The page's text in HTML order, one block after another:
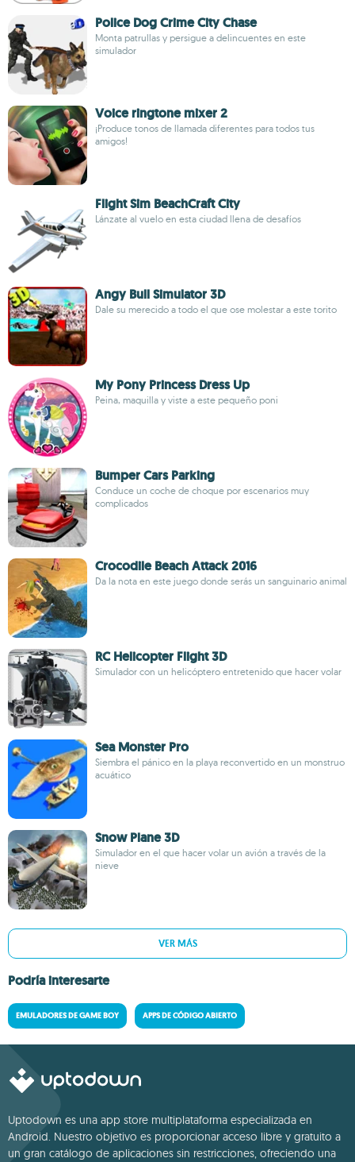
Police Dog Crime City Chase
Monta patrullas y persigue a delincuentes en este
simulador
Voice ringtone mixer 2
¡Produce tonos de llamada diferentes para todos tus
amigos!
Flight Sim BeachCraft City
Lánzate al vuelo en esta ciudad llena de desafíos
Angy Bull Simulator 3D
Dale su merecido a todo el que ose molestar a este torito
My Pony Princess Dress Up
Peina, maquilla y viste a este pequeño poni
Bumper Cars Parking
Conduce un coche de choque por escenarios muy
complicados
Crocodile Beach Attack 2016
Da la nota en este juego donde serás un sanguinario animal
RC Helicopter Flight 3D
Simulador con un helicóptero entretenido que hacer volar
Sea Monster Pro
Siembra el pánico en la playa reconvertido en un monstruo
acuático
Snow Plane 3D
Simulador en el que hacer volar un avión a través de la
nieve
VER MÁS
Podría interesarte
EMULADORES DE GAME BOY APPS DE CÓDIGO ABIERTO
Uptodown es una app store multiplataforma especializada en
Android. Nuestro objetivo es proporcionar acceso libre y gratuito a
un gran catálogo de aplicaciones sin restricciones, ofreciendo una